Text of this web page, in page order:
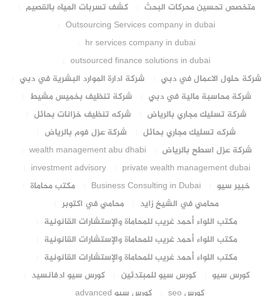
متخصص تحسين محركات البحث
كشف تسربات المياه بالقصيم
Outsourcing Services company in dubai
hr services company in dubai
outsourced finance solutions in dubai
شركة حلول الاعمال في دبي
شركة ادارة الموارد البشرية في دبي
شركة محاسبة مالية في دبي
شركة تنظيف بخميس مشيط
شركة تسليك مجاري بالرياض
شركه تنظيف خزانات بحائل
شركه تسليك مجاري بحائل
شركة عزل فوم بالرياض
شركة عزل اسطح بالرياض
wealth management abu dhabi
private wealth management dubai
investment advisory
خبير سيو
Business Consulting in Dubai
مكتب محاماة
محامي في الشيخ زايد
محامي في اكتوبر
مكتب اللواء أحمد غريب للمحاماة والإستشارات القانونية
مكتب اللواء أحمد غريب للمحاماة والإستشارات القانونية
مكتب اللواء أحمد غريب للمحاماة والإستشارات القانونية
كورس سيو
كورس سيو للمبتدئين
كورس سيو ادفانسيد